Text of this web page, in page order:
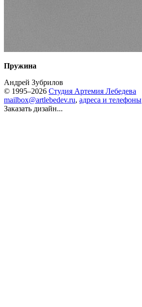
Пружина
Андрей Зубрилов
© 1995–2026 Студия Артемия Лебедева
mailbox@artlebedev.ru, адреса и телефоны
Заказать дизайн...